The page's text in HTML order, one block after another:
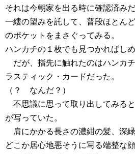
それは今朝家を出る時に確認済みだ
一縷の望みを託して、普段ほとん
のポケットをまさぐってみる。
ハンカチの１枚でも見つかればしめ
だが、指先に触れたのはハンカ
ラスティック・カードだった。
（？ なんだ？）
不思議に思って取り出してみる
が写っていた。
肩にかかる長さの濃紺の髪、深緑
どこか居心地悪そうに写る端整な顔